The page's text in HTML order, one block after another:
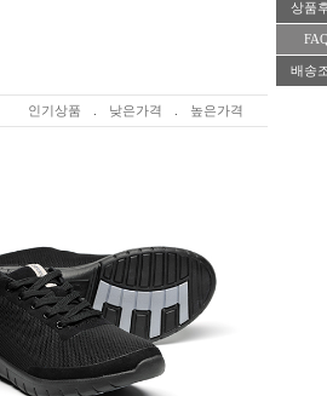
상품
배송
인기상품 낮은가격 높은가격